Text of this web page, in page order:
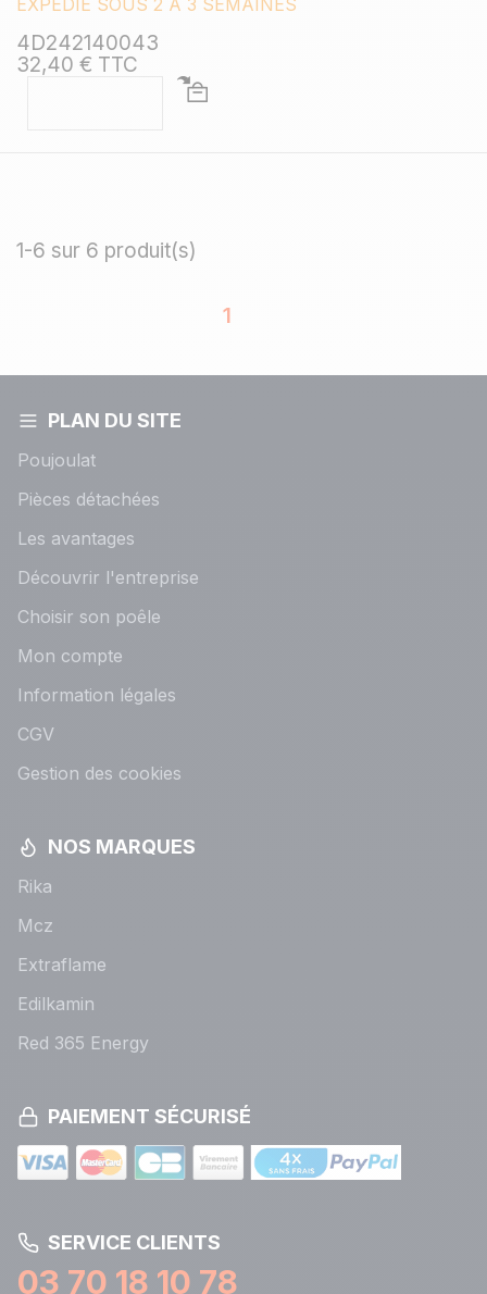
4D242140043
32,40 € TTC
1-6 sur 6 produit(s)
1
PLAN DU SITE
Poujoulat
Pièces détachées
Les avantages
Découvrir l'entreprise
Choisir son poêle
Mon compte
Information légales
CGV
Gestion des cookies
NOS MARQUES
Rika
Mcz
Extraflame
Edilkamin
Red 365 Energy
PAIEMENT SÉCURISÉ
SERVICE CLIENTS
03 70 18 10 78